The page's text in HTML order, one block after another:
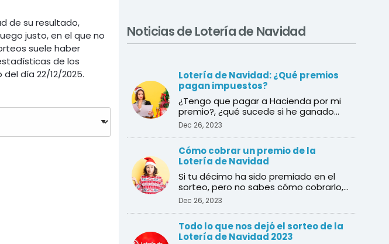
de su resultado,
justo, en el que no
suele haber
de los
día 22/12/2025.
Noticias de Lotería de Navidad
Lotería de Navidad: ¿Qué premios
pagan impuestos?
¿Tengo que pagar a Hacienda por mi
premio?, ¿qué sucede si he ganado
varios premios?, ¿cuál es e ...
Dec 26, 2023
Cómo cobrar un premio de la
Lotería de Navidad
Si tu décimo ha sido premiado en el
sorteo, pero no sabes cómo cobrarlo,
en esta guía te explica ...
Dec 26, 2023
Todo lo que nos dejó el sorteo de la
Lotería de Navidad 2023